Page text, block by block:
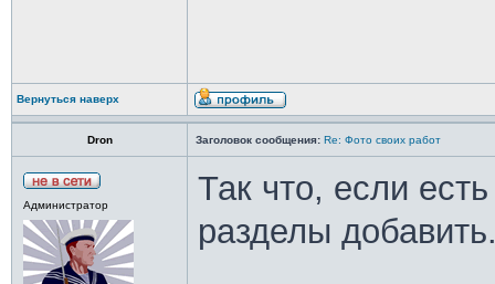
Вернуться наверх
Dron Заголовок сообщения: Re: Фото своих работ
Администратор
Так что, если
разделы